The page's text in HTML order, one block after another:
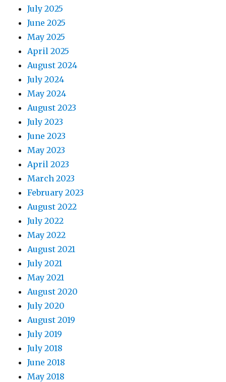
July 2025
June 2025
May 2025
April 2025
August 2024
July 2024
May 2024
August 2023
July 2023
June 2023
May 2023
April 2023
March 2023
February 2023
August 2022
July 2022
May 2022
August 2021
July 2021
May 2021
August 2020
July 2020
August 2019
July 2019
July 2018
June 2018
May 2018